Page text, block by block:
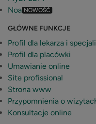
Noa NOWOŚĆ
GŁÓWNE FUNKCJE
Profil dla lekarza i
Profil dla placówki
Umawianie online
Site profissional
Strona www
Przypomnienia o
Konsultacje online